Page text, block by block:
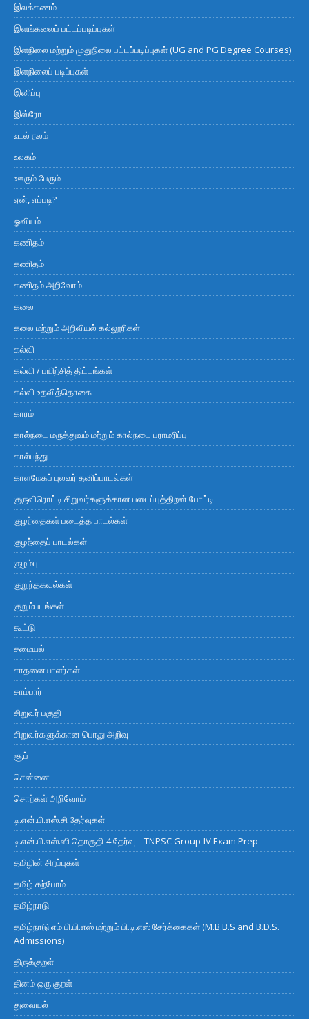
இலக்கணம்
இளங்கலைப் பட்டப்படிப்புகள்
இளநிலை மற்றும் முதுநிலை பட்டப்படிப்புகள் (UG and PG Degree Courses)
இளநிலைப் படிப்புகள்
இனிப்பு
இஸ்ரோ
உடல் நலம்
உலகம்
ஊரும் பேரும்
ஏன், எப்படி?
ஓவியம்
கணிதம்
கணிதம்
கணிதம் அறிவோம்
கலை
கலை மற்றும் அறிவியல் கல்லூரிகள்
கல்வி
கல்வி / பயிற்சித் திட்டங்கள்
கல்வி உதவித்தொகை
காரம்
கால்நடை மருத்துவம் மற்றும் கால்நடை பராமரிப்பு
கால்பந்து
காளமேகப் புலவர் தனிப்பாடல்கள்
குருவிரொட்டி சிறுவர்களுக்கான படைப்புத்திறன் போட்டி
குழந்தைகள் படைத்த பாடல்கள்
குழந்தைப் பாடல்கள்
குழம்பு
குறுந்தகவல்கள்
குறும்படங்கள்
கூட்டு
சமையல்
சாதனையாளர்கள்
சாம்பார்
சிறுவர் பகுதி
சிறுவர்களுக்கான பொது அறிவு
சூப்
சென்னை
சொற்கள் அறிவோம்
டி.என்.பி.எஸ்.சி தேர்வுகள்
டி.என்.பி.எஸ்.ஸி தொகுதி-4 தேர்வு – TNPSC Group-IV Exam Prep
தமிழின் சிறப்புகள்
தமிழ் கற்போம்
தமிழ்நாடு
தமிழ்நாடு எம்.பி.பி.எஸ் மற்றும் பி.டி.எஸ் சேர்க்கைகள் (M.B.B.S and B.D.S.
Admissions)
திருக்குறள்
தினம் ஒரு குறள்
துவையல்